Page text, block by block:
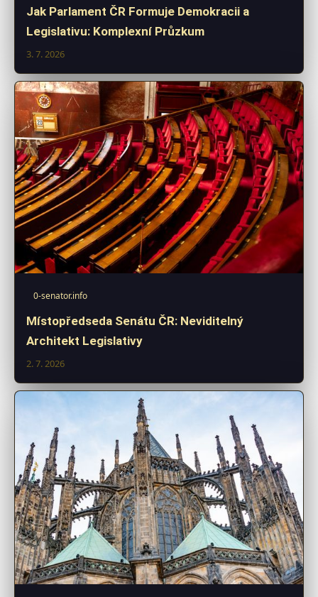
Jak Parlament ČR Formuje Demokracii a
Legislativu: Komplexní Průzkum
3. 7. 2026
0-senator.info
Místopředseda Senátu ČR: Neviditelný
Architekt Legislativy
2. 7. 2026